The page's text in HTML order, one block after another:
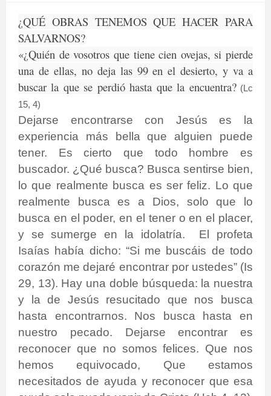
¿QUÉ OBRAS TENEMOS QUE HACER PARA
SALVARNOS?
«¿Quién de vosotros que tiene cien ovejas, si pierde
una de ellas, no deja las 99 en el desierto, y va a
buscar la que se perdió hasta que la encuentra?(Lc
15, 4)
Dejarse encontrarse con Jesús es la
experiencia más bella que alguien puede
tener. Es cierto que todo hombre es
buscador. ¿Qué busca? Busca sentirse bien,
lo que realmente busca es ser feliz. Lo que
realmente busca es a Dios, solo que lo
busca en el poder, en el tener o en el placer,
y se sumerge en la idolatría. El profeta
Isaías había dicho: “Si me buscáis de todo
corazón me dejaré encontrar por ustedes” (Is
29, 13). Hay una doble búsqueda: la nuestra
y la de Jesús resucitado que nos busca
hasta encontrarnos. Nos busca hasta en
nuestro pecado. Dejarse encontrar es
reconocer que no somos felices. Que nos
hemos equivocado, Que estamos
necesitados de ayuda y reconocer que esa